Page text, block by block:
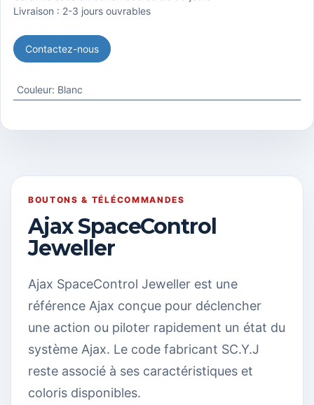
Livraison : 2-3 jours ouvrables
Contactez-nous
Couleur: Blanc
BOUTONS & TÉLÉCOMMANDES
Ajax SpaceControl
Jeweller
Ajax SpaceControl Jeweller est une
référence Ajax conçue pour déclencher
une action ou piloter rapidement un état du
système Ajax. Le code fabricant SC.Y.J
reste associé à ses caractéristiques et
coloris disponibles.